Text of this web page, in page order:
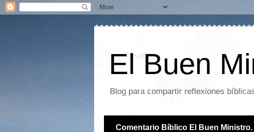
El Buen
Blog para compartir reflexiones
Comentario Bíblico El Buen